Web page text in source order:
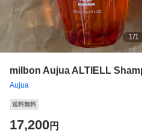
1/1
milbon Aujua ALTIELL
Aujua
送料無料
17,200円